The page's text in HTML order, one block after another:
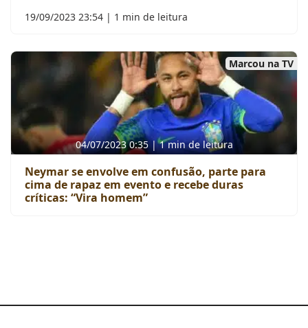
19/09/2023 23:54 | 1 min de leitura
Marcou na TV
04/07/2023 0:35 | 1 min de leitura
Neymar se envolve em confusão, parte para
cima de rapaz em evento e recebe duras
críticas: “Vira homem”